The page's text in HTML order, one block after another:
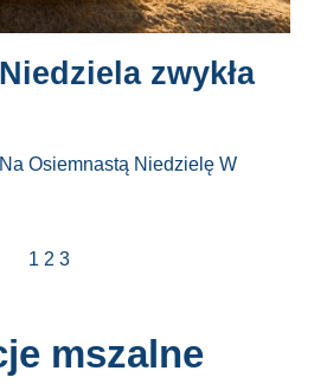
zwykła
Osiemnastą Niedzielę W
1 2 3
mszalne